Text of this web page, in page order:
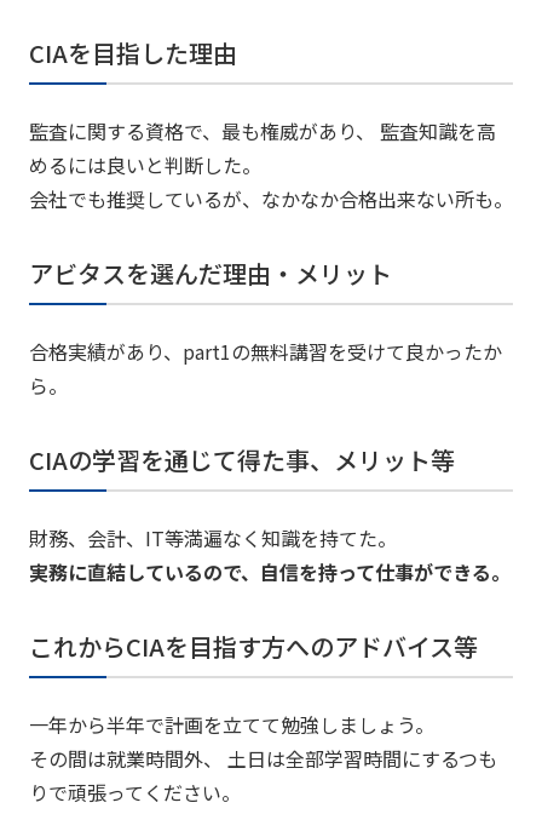
CIAを目指した理由
監査に関する資格で、最も権威があり、 監査知識を高
めるには良いと判断した。
会社でも推奨しているが、なかなか合格出来ない所も。
アビタスを選んだ理由・メリット
合格実績があり、part1の無料講習を受けて良かったか
ら。
CIAの学習を通じて得た事、メリット等
財務、会計、IT等満遍なく知識を持てた。
実務に直結しているので、自信を持って仕事ができる。
これからCIAを目指す方へのアドバイス等
一年から半年で計画を立てて勉強しましょう。
その間は就業時間外、 土日は全部学習時間にするつも
りで頑張ってください。